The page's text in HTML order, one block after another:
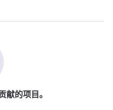
献的项目。